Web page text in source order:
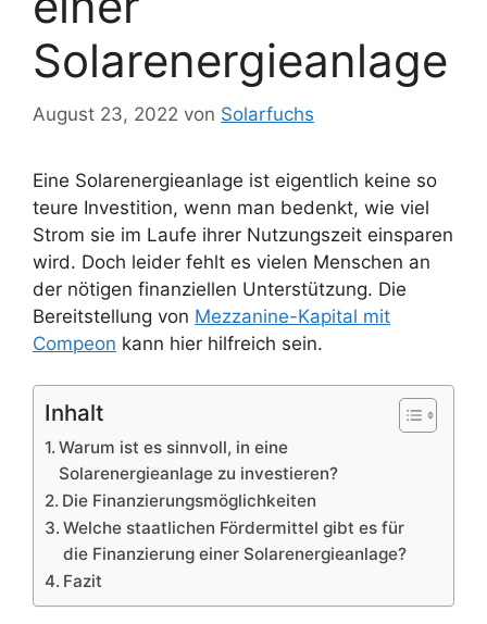
Solarenergieanlage
August 23, 2022 von Solarfuchs
Eine Solarenergieanlage ist eigentlich keine so
teure Investition, wenn man bedenkt, wie viel
Strom sie im Laufe ihrer Nutzungszeit einsparen
wird. Doch leider fehlt es vielen Menschen an
der nötigen finanziellen Unterstützung. Die
Bereitstellung von Mezzanine-Kapital mit
Compeon kann hier hilfreich sein.
Inhalt
Warum ist es sinnvoll, in eine
Solarenergieanlage zu investieren?
Die Finanzierungsmöglichkeiten
Welche staatlichen Fördermittel gibt es für
die Finanzierung einer Solarenergieanlage?
Fazit